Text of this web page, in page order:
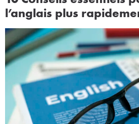
l’anglais plus